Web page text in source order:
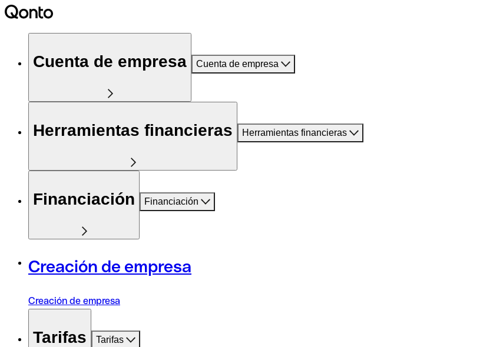
Cuenta de empresa Cuenta de empresa
Herramientas financieras Herramientas financieras
Financiación Financiación
Creación de empresa
Creación de empresa
Tarifas Tarifas